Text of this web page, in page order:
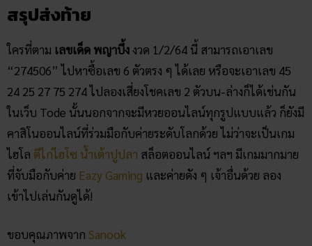
สรุปส่งท้าย
ใครที่ตาม เลขเด็ด พญาบึ้งงวด 1/2/64 นี้ สามารถเอาเลข
“274506” ไปหาซื้อเลข 6 ตัวตรง ๆ ได้เลย หรือจะเอาเลข 45
24 25 27 75 274 ไปลองเสี่ยงโชคเลข 2 ตัวบน-ล่างก็ได้เช่นกัน
ในเว็บ Tode นั้นนอกจากจะมีหวยออนไลน์ทุกรูปแบบแล้ว ก็ยังมี
คาสิโนออนไลน์ที่ร่วมมือกับค่ายระดับโลกด้วย ไม่ว่าจะเป็นเกม
ไฮโล ตีไก่ไฮโซ น้ำเต้าปูปลา สล็อตออนไลน์ ฯลฯ มีเกมมากมาย
ที่จับมือกับค่าย Eazy Gaming และค่ายดัง ๆ เจ้าอื่นด้วย ลอง
เข้าไปเล่นกันดูได้!
ขอบคุณภาพจาก Sanook